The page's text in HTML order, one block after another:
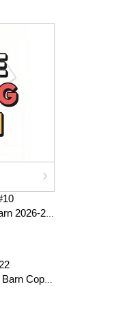
2026-27
Copa
bukser)